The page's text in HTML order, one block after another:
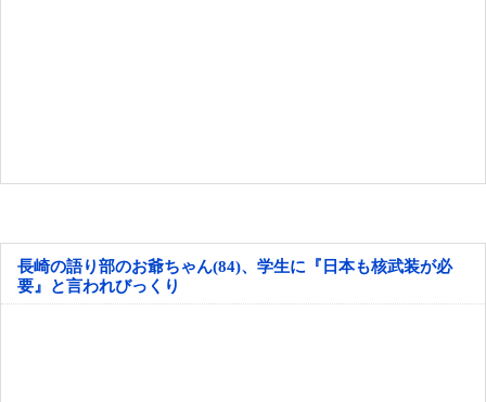
長崎の語り部のお爺ちゃん(84)、学生に『日本も核武装が必
要』と言われびっくり